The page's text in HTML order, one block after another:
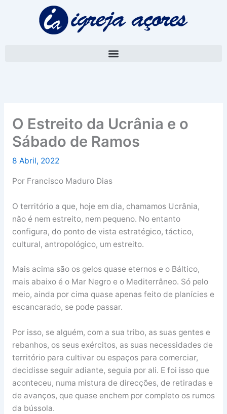
O Estreito da Ucrânia e o
Sábado de Ramos
8 Abril, 2022
Por Francisco Maduro Dias
O território a que, hoje em dia, chamamos Ucrânia,
não é nem estreito, nem pequeno. No entanto
configura, do ponto de vista estratégico, táctico,
cultural, antropológico, um estreito.
Mais acima são os gelos quase eternos e o Báltico,
mais abaixo é o Mar Negro e o Mediterrâneo. Só pelo
meio, ainda por cima quase apenas feito de planícies e
escancarado, se pode passar.
Por isso, se alguém, com a sua tribo, as suas gentes e
rebanhos, os seus exércitos, as suas necessidades de
território para cultivar ou espaços para comerciar,
decidisse seguir adiante, seguia por ali. E foi isso que
aconteceu, numa mistura de direcções, de retiradas e
de avanços, que quase enchem por completo os rumos
da bússola.